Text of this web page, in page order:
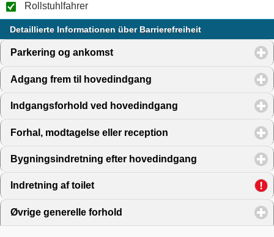
Rollstuhlfahrer
Detaillierte Informationen über Barrierefreiheit
Parkering og ankomstclick to expand contents
Adgang frem til hovedindgang click to expand contents
Indgangsforhold ved hovedindgang click to expand
Forhal, modtagelse eller reception click to expand
Bygningsindretning efter hovedindgang click to expand
Indretning af toilet
Øvrige generelle forhold